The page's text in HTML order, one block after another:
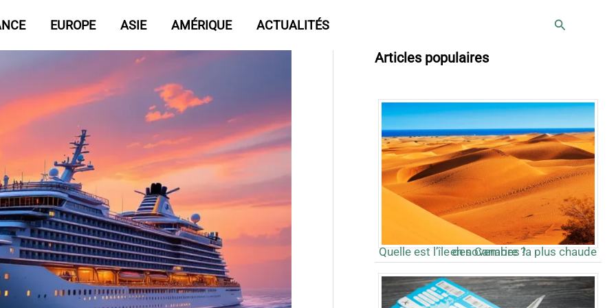
EUROPE ASIE AMÉRIQUE ACTUALITÉS Rechercher
Articles populaires
Quelle est l’île des Canaries la plus chaude en novembre ?